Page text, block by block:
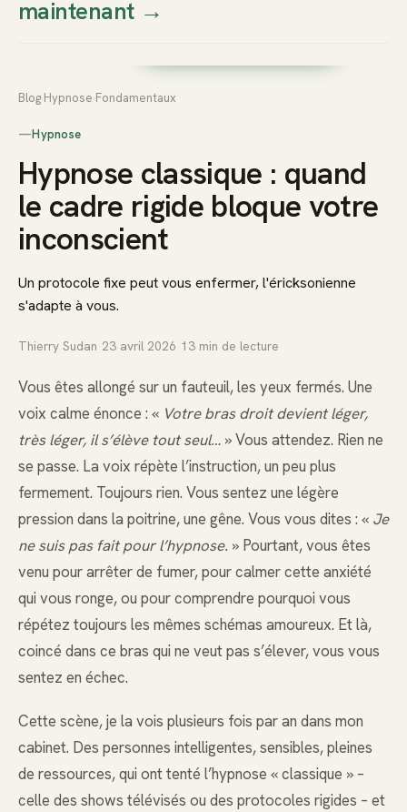
Thierry
Prendre rendez-vous dès
maintenant→
Blog Hypnose Fondamentaux
—Hypnose
Hypnose classique : quand
le cadre rigide bloque votre
inconscient
Un protocole fixe peut vous enfermer, l'éricksonienne
s'adapte à vous.
Thierry Sudan 23 avril 2026 13 min de lecture
Vous êtes allongé sur un fauteuil, les yeux fermés. Une
voix calme énonce : « Votre bras droit devient léger,
très léger, il s’élève tout seul… » Vous attendez. Rien ne
se passe. La voix répète l’instruction, un peu plus
fermement. Toujours rien. Vous sentez une légère
pression dans la poitrine, une gêne. Vous vous dites : « Je
ne suis pas fait pour l’hypnose. » Pourtant, vous êtes
venu pour arrêter de fumer, pour calmer cette anxiété
qui vous ronge, ou pour comprendre pourquoi vous
répétez toujours les mêmes schémas amoureux. Et là,
coincé dans ce bras qui ne veut pas s’élever, vous vous
sentez en échec.
Cette scène, je la vois plusieurs fois par an dans mon
cabinet. Des personnes intelligentes, sensibles, pleines
de ressources, qui ont tenté l’hypnose « classique » –
celle des shows télévisés ou des protocoles rigides – et